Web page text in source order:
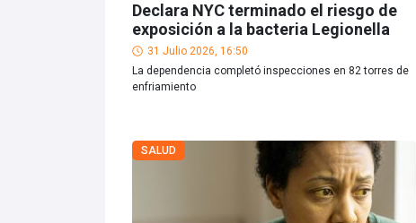
Declara NYC terminado el riesgo de
exposición a la bacteria Legionella
31 Julio 2026, 16:50
La dependencia completó inspecciones en 82 torres de
enfriamiento
SALUD